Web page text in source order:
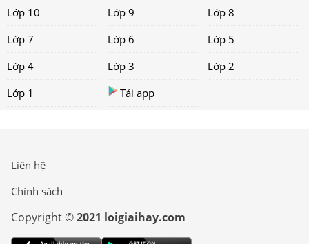
Lớp 10
Lớp 9
Lớp 8
Lớp 7
Lớp 6
Lớp 5
Lớp 4
Lớp 3
Lớp 2
Lớp 1
Tải app
Liên hệ
Chính sách
Copyright ©2021 loigiaihay.com